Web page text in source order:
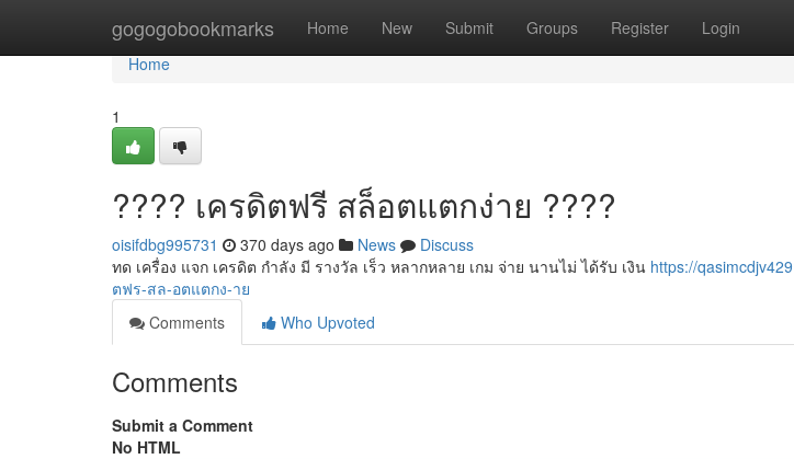
gogogobookmarks Home New Submit Groups Register Login
Home
Home
1
???? เครดิตฟรี สล็อตแตกง่าย ????
oisifdbg995731 370 days ago News
Discuss
ทด เครื่อง แจก เครดิต กำลัง มี รางวัล เร็ว หลากหลาย เกม จ่าย นานไม่ ได้รับ เงิน https://
ตฟร-สล-อตแตกง-าย
Comments
Who Upvoted
Comments
Submit a Comment
No HTML